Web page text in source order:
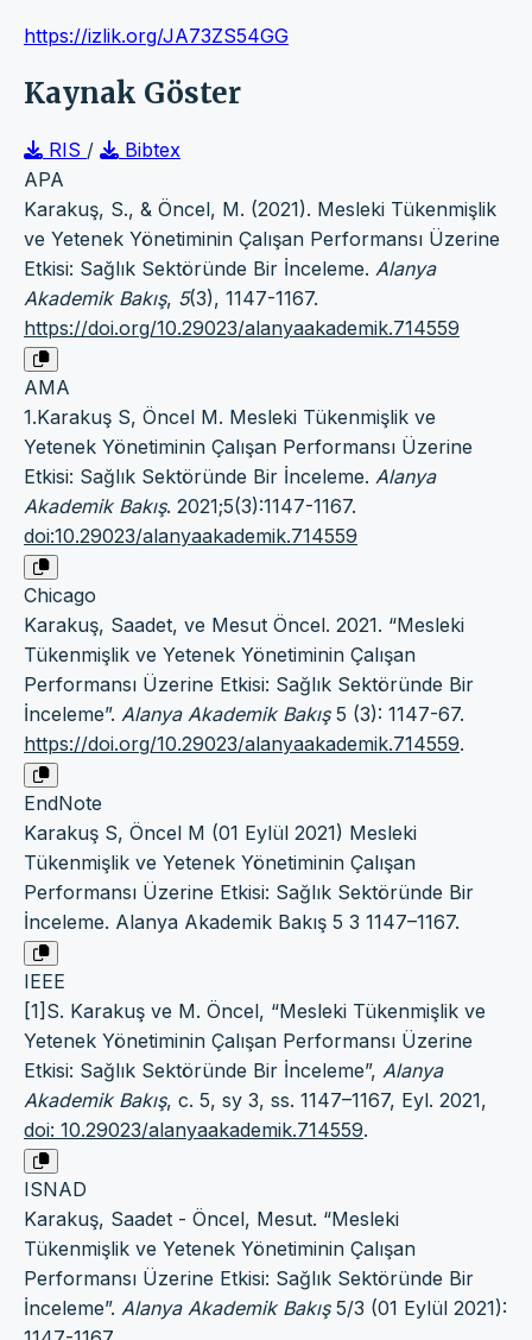
https://izlik.org/JA73ZS54GG
Kaynak Göster
RIS /
Bibtex
APA
Karakuş, S., & Öncel, M. (2021). Mesleki Tükenmişlik
ve Yetenek Yönetiminin Çalışan Performansı Üzerine
Etkisi: Sağlık Sektöründe Bir İnceleme. Alanya
Akademik Bakış, 5(3), 1147-1167.
https://doi.org/10.29023/alanyaakademik.714559
AMA
1.Karakuş S, Öncel M. Mesleki Tükenmişlik ve
Yetenek Yönetiminin Çalışan Performansı Üzerine
Etkisi: Sağlık Sektöründe Bir İnceleme. Alanya
Akademik Bakış. 2021;5(3):1147-1167.
doi:10.29023/alanyaakademik.714559
Chicago
Karakuş, Saadet, ve Mesut Öncel. 2021. “Mesleki
Tükenmişlik ve Yetenek Yönetiminin Çalışan
Performansı Üzerine Etkisi: Sağlık Sektöründe Bir
İnceleme”. Alanya Akademik Bakış5 (3): 1147-67.
https://doi.org/10.29023/alanyaakademik.714559.
EndNote
Karakuş S, Öncel M (01 Eylül 2021) Mesleki
Tükenmişlik ve Yetenek Yönetiminin Çalışan
Performansı Üzerine Etkisi: Sağlık Sektöründe Bir
İnceleme. Alanya Akademik Bakış 5 3 1147–1167.
IEEE
[1]S. Karakuş ve M. Öncel, “Mesleki Tükenmişlik ve
Yetenek Yönetiminin Çalışan Performansı Üzerine
Etkisi: Sağlık Sektöründe Bir İnceleme”, Alanya
Akademik Bakış, c. 5, sy 3, ss. 1147–1167, Eyl. 2021,
doi: 10.29023/alanyaakademik.714559.
ISNAD
Karakuş, Saadet - Öncel, Mesut. “Mesleki
Tükenmişlik ve Yetenek Yönetiminin Çalışan
Performansı Üzerine Etkisi: Sağlık Sektöründe Bir
İnceleme”. Alanya Akademik Bakış5/3 (01 Eylül 2021):